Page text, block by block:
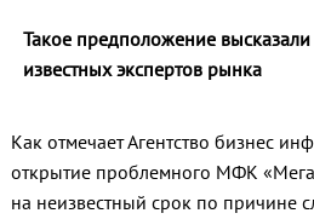
Такое предположение высказали
известных экспертов рынка
Как отмечает Агентство бизнес
открытие проблемного МФК
на неизвестный срок по причине